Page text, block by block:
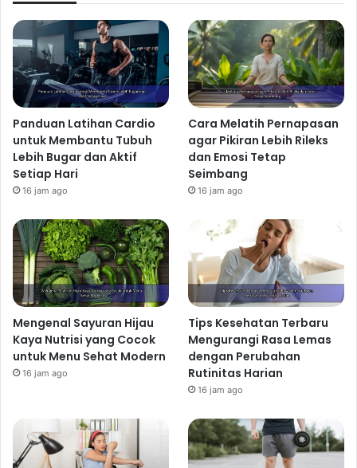
Panduan Latihan Cardio
untuk Membantu Tubuh
Lebih Bugar dan Aktif
Setiap Hari
16 jam ago
Cara Melatih Pernapasan
agar Pikiran Lebih Rileks
dan Emosi Tetap
Seimbang
16 jam ago
Mengenal Sayuran Hijau
Kaya Nutrisi yang Cocok
untuk Menu Sehat Modern
16 jam ago
Tips Kesehatan Terbaru
Mengurangi Rasa Lemas
dengan Perubahan
Rutinitas Harian
16 jam ago